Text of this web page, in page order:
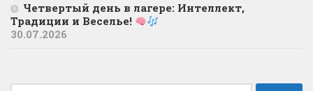
Четвертый день в лагере: Интеллект,
Традиции и Веселье!
30.07.2026